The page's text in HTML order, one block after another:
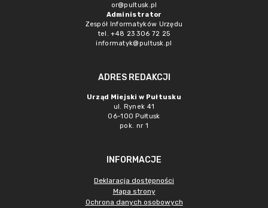
or@pultusk.pl
Administrator
Zespół Informatyków Urzędu
tel. +48 23 306 72 25
informatyk@pultusk.pl
ADRES REDAKCJI
Urząd Miejski w Pułtusku
ul. Rynek 41
06-100 Pułtusk
pok. nr 1
INFORMACJE
Deklaracja dostępności
Mapa strony
Ochrona danych osobowych